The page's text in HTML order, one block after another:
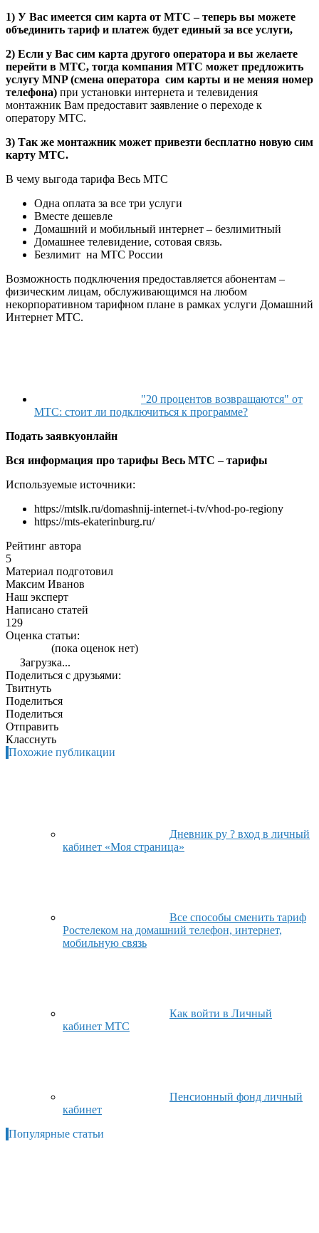
1) У Вас имеется сим карта от МТС – теперь вы можете
объединить тариф и платеж будет единый за все услуги,
2) Если у Вас сим карта другого оператора и вы желаете
перейти в МТС, тогда компания МТС может предложить
услугу MNP (смена оператора сим карты и не меняя номер
телефона) при установки интернета и телевидения
монтажник Вам предоставит заявление о переходе к
оператору МТС.
3) Так же монтажник может привезти бесплатно новую сим
карту МТС.
В чему выгода тарифа Весь МТС
Одна оплата за все три услуги
Вместе дешевле
Домашний и мобильный интернет – безлимитный
Домашнее телевидение, сотовая связь.
Безлимит на МТС России
Возможность подключения предоставляется абонентам –
физическим лицам, обслуживающимся на любом
некорпоративном тарифном плане в рамках услуги Домашний
Интернет МТС.
"20 процентов возвращаются" от
МТС: стоит ли подключиться к программе?
Подать заявкуонлайн
Вся информация про тарифы Весь МТС – тарифы
Используемые источники:
https://mtslk.ru/domashnij-internet-i-tv/vhod-po-regiony
https://mts-ekaterinburg.ru/
Рейтинг автора
5
Материал подготовил
Максим Иванов
Наш эксперт
Написано статей
129
Оценка статьи:
(пока оценок нет)
Загрузка...
Поделиться с друзьями:
Твитнуть
Поделиться
Поделиться
Отправить
Класснуть
Похожие публикации
Дневник ру ? вход в личный
кабинет «Моя страница»
Все способы сменить тариф
Ростелеком на домашний телефон, интернет,
мобильную связь
Как войти в Личный
кабинет МТС
Пенсионный фонд личный
кабинет
Популярные статьи